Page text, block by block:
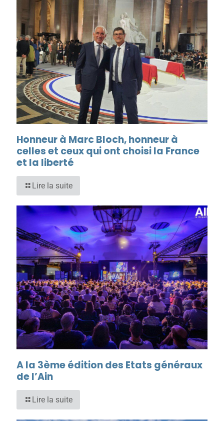
Honneur à Marc Bloch, honneur à
celles et ceux qui ont choisi la France
et la liberté
Lire la suite
A la 3ème édition des Etats généraux
de l’Ain
Lire la suite